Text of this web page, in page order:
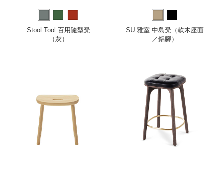
Stool Tool 百用隨型凳
（灰）
SU 雅室 中島凳（軟木座面
／鋁腳）